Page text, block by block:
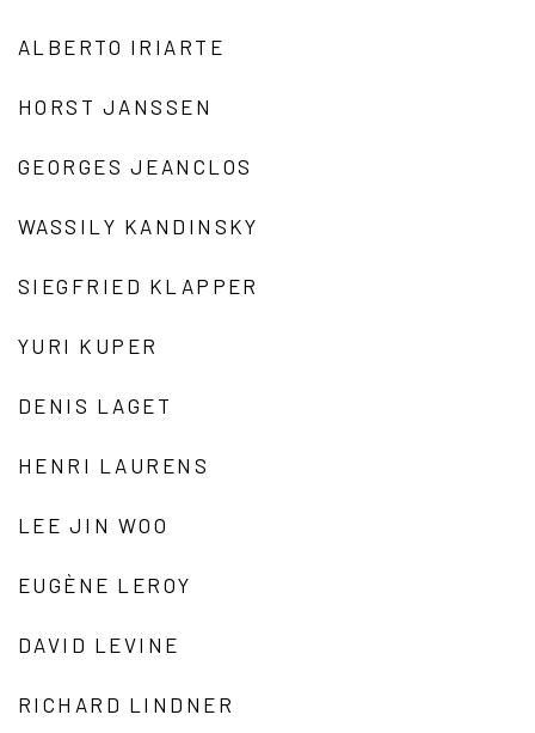
ALBERTO IRIARTE
HORST JANSSEN
GEORGES JEANCLOS
WASSILY KANDINSKY
SIEGFRIED KLAPPER
YURI KUPER
DENIS LAGET
HENRI LAURENS
LEE JIN WOO
EUGÈNE LEROY
DAVID LEVINE
RICHARD LINDNER